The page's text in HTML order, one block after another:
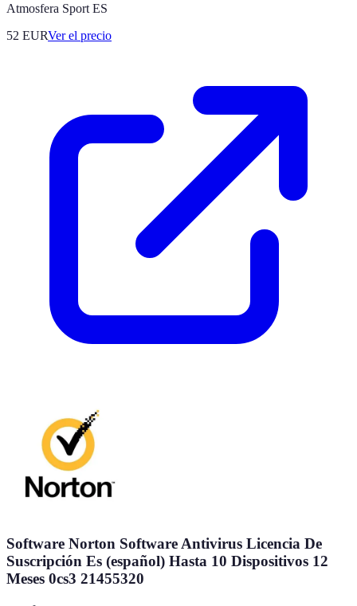
Atmosfera Sport ES
52 EURVer el precio
Software Norton Software Antivirus Licencia De
Suscripción Es (español) Hasta 10 Dispositivos 12
Meses 0cs3 21455320